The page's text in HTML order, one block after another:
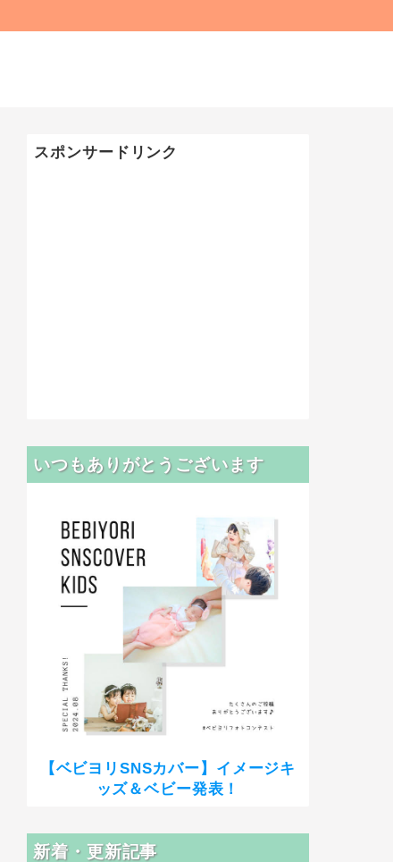
スポンサードリンク
いつもありがとうございます
【ベビヨリSNSカバー】イメージキ
ッズ＆ベビー発表！
新着・更新記事